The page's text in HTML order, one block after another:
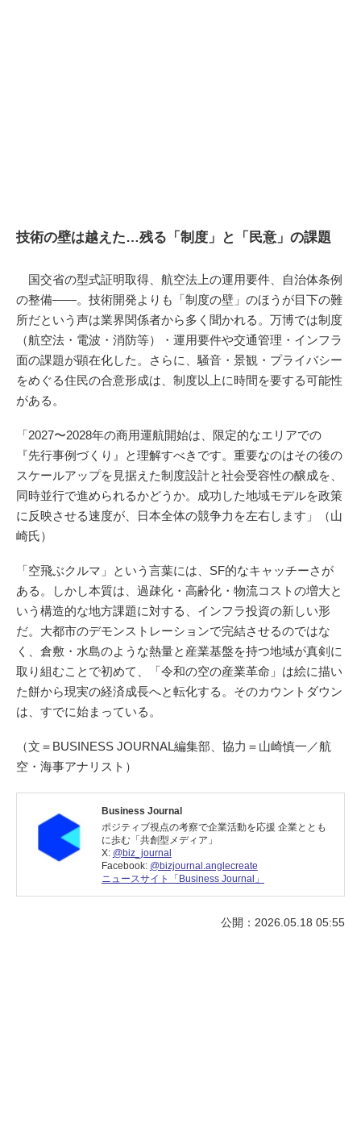
技術の壁は越えた…残る「制度」と「民意」の課題
国交省の型式証明取得、航空法上の運用要件、自治体条例
の整備――。技術開発よりも「制度の壁」のほうが目下の難
所だという声は業界関係者から多く聞かれる。万博では制度
（航空法・電波・消防等）・運用要件や交通管理・インフラ
面の課題が顕在化した。さらに、騒音・景観・プライバシー
をめぐる住民の合意形成は、制度以上に時間を要する可能性
がある。
「2027〜2028年の商用運航開始は、限定的なエリアでの
『先行事例づくり』と理解すべきです。重要なのはその後の
スケールアップを見据えた制度設計と社会受容性の醸成を、
同時並行で進められるかどうか。成功した地域モデルを政策
に反映させる速度が、日本全体の競争力を左右します」（山
崎氏）
「空飛ぶクルマ」という言葉には、SF的なキャッチーさが
ある。しかし本質は、過疎化・高齢化・物流コストの増大と
いう構造的な地方課題に対する、インフラ投資の新しい形
だ。大都市のデモンストレーションで完結させるのではな
く、倉敷・水島のような熱量と産業基盤を持つ地域が真剣に
取り組むことで初めて、「令和の空の産業革命」は絵に描い
た餅から現実の経済成長へと転化する。そのカウントダウン
は、すでに始まっている。
（文＝BUSINESS JOURNAL編集部、協力＝山崎慎一／航
空・海事アナリスト）
Business Journal
ポジティブ視点の考察で企業活動を応援 企業ととも
に歩む「共創型メディア」
X: @biz_journal
Facebook: @bizjournal.anglecreate
ニュースサイト「Business Journal」
公開：2026.05.18 05:55